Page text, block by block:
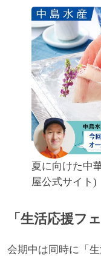
夏に向けた中
屋公式サイト)
「生活応援フ
会期中は同時に「